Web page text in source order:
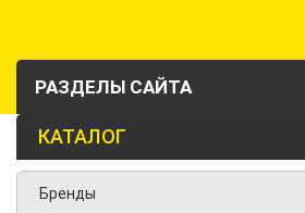
РАЗДЕЛЫ САЙТА
КАТАЛОГ
Бренды